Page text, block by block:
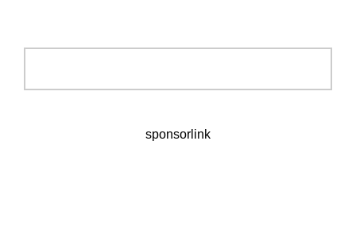
sponsorlink